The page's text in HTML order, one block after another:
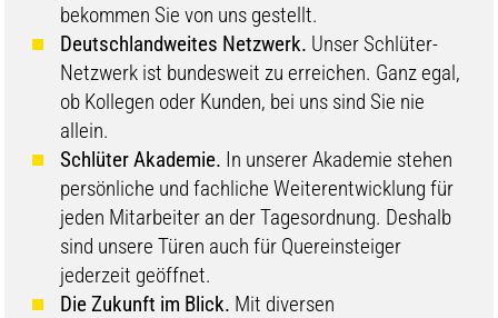
bekommen Sie von uns gestellt.
Deutschlandweites Netzwerk. Unser Schlüter-
Netzwerk ist bundesweit zu erreichen. Ganz egal,
ob Kollegen oder Kunden, bei uns sind Sie nie
allein.
Schlüter Akademie. In unserer Akademie stehen
persönliche und fachliche Weiterentwicklung für
jeden Mitarbeiter an der Tagesordnung. Deshalb
sind unsere Türen auch für Quereinsteiger
jederzeit geöffnet.
Die Zukunft im Blick. Mit diversen